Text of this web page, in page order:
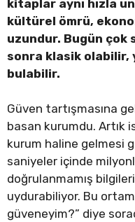
kitaplar aynı hızla
kültürel ömrü,
uzundur. Bugün çok
sonra klasik olabilir,
bulabilir.
Güven tartışmasına
basan kurumdu. Artık
kurum haline gelmesi
saniyeler içinde
doğrulanmamış
uydurabiliyor. Bu
güveneyim?” diye